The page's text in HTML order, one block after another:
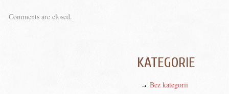
Comments are closed.
KATEGORIE
Bez kategorii